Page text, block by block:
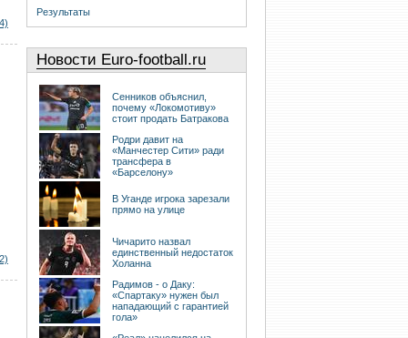
Результаты
Новости Euro-football.ru
Сенников объяснил,
почему «Локомотиву»
стоит продать Батракова
Родри давит на
«Манчестер Сити» ради
трансфера в
«Барселону»
В Уганде игрока зарезали
прямо на улице
Чичарито назвал
единственный недостаток
Холанна
Радимов - о Даку:
«Спартаку» нужен был
нападающий с гарантией
гола»